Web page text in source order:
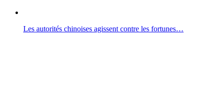
Les autorités chinoises agissent contre les fortunes…